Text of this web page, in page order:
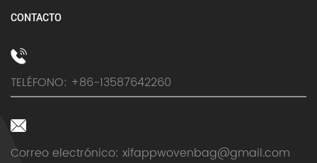
CONTACTO
TELÉFONO: +86-13587642260
Correo electrónico: xifappwovenbag@gmail.com